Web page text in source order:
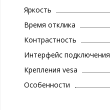
Яркость
Время отклика
Контрастность
Интерфейс подключения
Крепления vesa
Особенности